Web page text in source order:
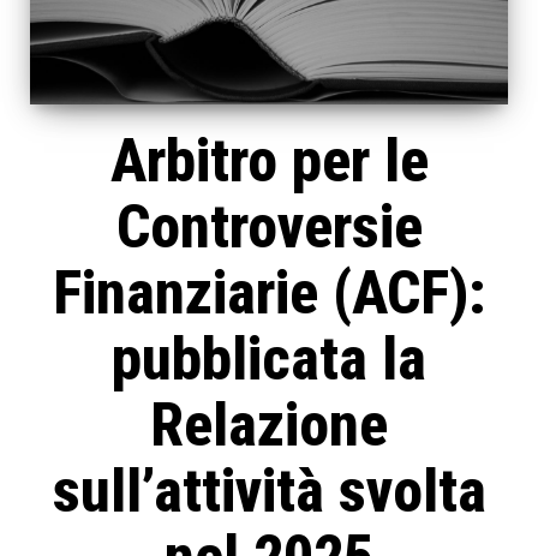
Arbitro per le
Controversie
Finanziarie (ACF):
pubblicata la
Relazione
sull’attività svolta